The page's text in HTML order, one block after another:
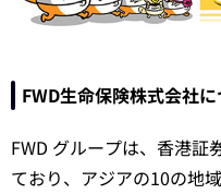
FWD生命保険株式会社
FWD グループは、香港証
ており、アジアの10の地